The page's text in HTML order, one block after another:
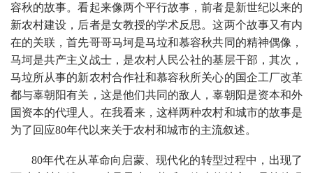
容秋的故事。看起来像两个平行故事，前者是新世纪以来的
新农村建设，后者是女教授的学术反思。这两个故事又有内
在的关联，首先哥哥马坷是马垃和慕容秋共同的精神偶像，
马坷是共产主义战士，是农村人民公社的基层干部，其次，
马垃所从事的新农村合作社和慕容秋所关心的国企工厂改革
都与辜朝阳有关，这是他们共同的敌人，辜朝阳是资本和外
国资本的代理人。在我看来，这样两种农村和城市的故事是
为了回应80年代以来关于农村和城市的主流叙述。
80年代在从革命向启蒙、现代化的转型过程中，出现了